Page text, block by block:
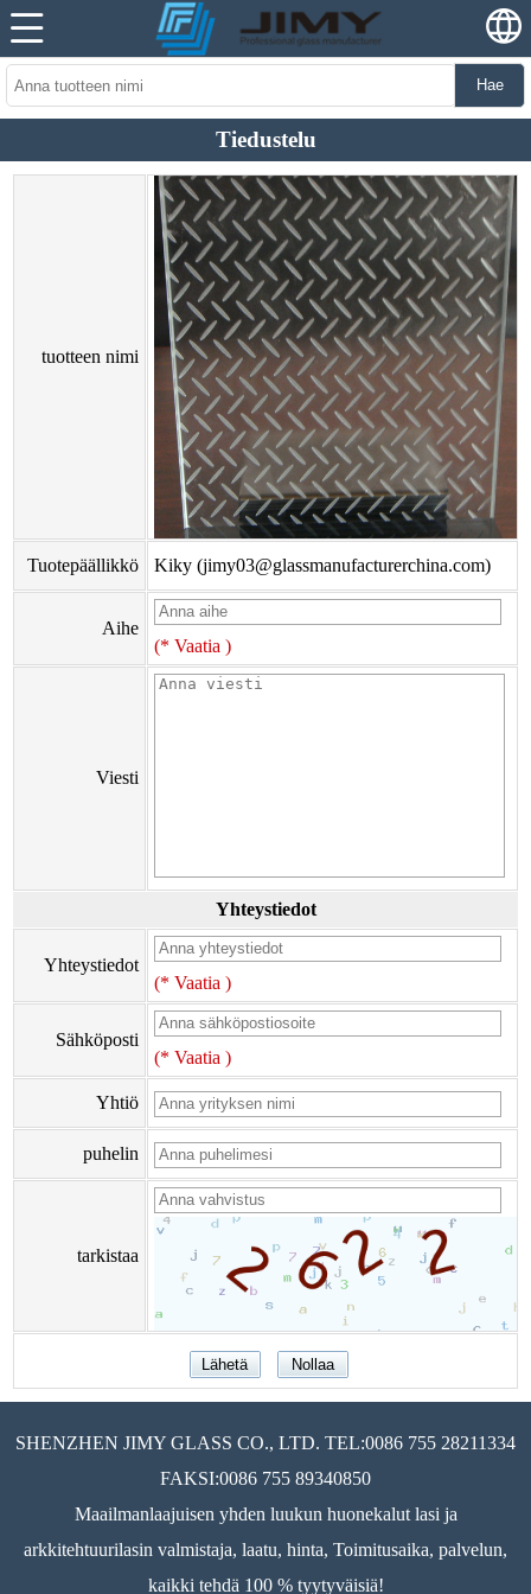
Hae
Tiedustelu
tuotteen nimi
Tuotepäällikkö Kiky (jimy03@glassmanufacturerchina.com)
Aihe
(* Vaatia )
Viesti
Yhteystiedot
Yhteystiedot
(* Vaatia )
Sähköposti
(* Vaatia )
Yhtiö
puhelin
tarkistaa
SHENZHEN JIMY GLASS CO., LTD. TEL:0086 755 28211334
FAKSI:0086 755 89340850
Maailmanlaajuisen yhden luukun huonekalut lasi ja
arkkitehtuurilasin valmistaja, laatu, hinta, Toimitusaika, palvelun,
kaikki tehdä 100 % tyytyväisiä!